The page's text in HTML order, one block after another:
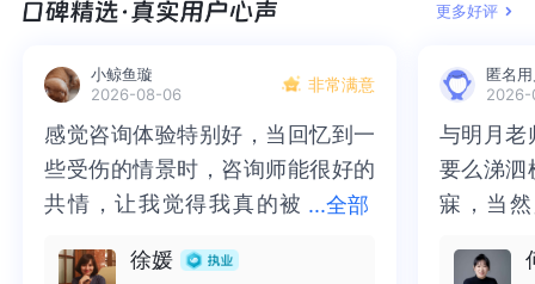
我想你经常能听到有人说你身在福中不知福，或者类似的
我相信你也知道自己其实挺幸运的，但是就无法感觉到那
种充足的幸福感。
可以说你是孤独的，虚幻的，不真实的。因为你看起来似
乎拥有着很多东西，但是真是的情况是，这些东西都不属
更多好评
小鲸鱼璇
2026-08-06
非常满意
...全部
感觉咨询体验特别好，当回忆到一
些受伤的情景时，咨询师能很好的
共情，让我觉得我真的被
一部分未处理的情绪被注意到了，
感觉咨询体验特别好，当回忆到一
些受伤的情景时，咨询师能很好的
共情，让我觉得我真的被抱住了。
处理的情绪被注意到了，而且当咨
徐媛
匿名
2026-
与明月老
要么涕泗
寐，当
来，觉
与明月老
要么涕泗
寐，当然
不必再